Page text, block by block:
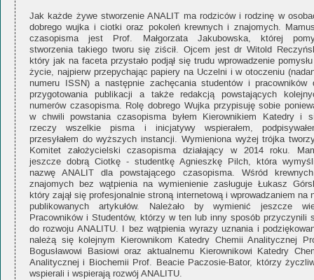
Jak każde żywe stworzenie ANALIT ma rodziców i rodzinę w
dobrego wujka i ciotki oraz pokoleń krewnych i znajomych.
czasopisma jest Prof. Małgorzata Jakubowska, której
stworzenia takiego tworu się ziścił. Ojcem jest dr Witold
który jak na faceta przystało podjął się trudu wprowadzenie
życie, najpierw przepychając papiery na Uczelni i w otoczeniu
numeru ISSN) a następnie zachęcania studentów i pracowników
przygotowania publikacji a także redakcją powstających
numerów czasopisma. Rolę dobrego Wujka przypisuję sobie
w chwili powstania czasopisma byłem Kierownikiem Katedry i
rzeczy wszelkie pisma i inicjatywy wspierałem,
przesyłałem do wyższych instancji. Wymieniona wyżej trójka
Komitet założycielski czasopisma działający w 2014 roku.
jeszcze dobrą Ciotkę - studentkę Agnieszkę Pilch, która
nazwę ANALIT dla powstającego czasopisma. Wśród
znajomych bez wątpienia na wymienienie zasługuje Łukasz
który zajął się profesjonalnie stroną internetową i wprowadzaniem na
publikowanych artykułów. Należało by wymienić jeszcze
Pracowników i Studentów, którzy w ten lub inny sposób przyczynili
do rozwoju ANALITU. I bez wątpienia wyrazy uznania i
należą się kolejnym Kierownikom Katedry Chemii Analitycznej
Bogusławowi Basiowi oraz aktualnemu Kierownikowi Katedry
Analitycznej i Biochemii Prof. Beacie Paczosie-Bator, którzy
wspierali i wspierają rozwój ANALITU.